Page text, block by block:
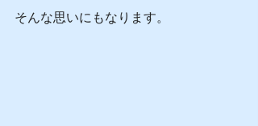
そんな思いにもなります。